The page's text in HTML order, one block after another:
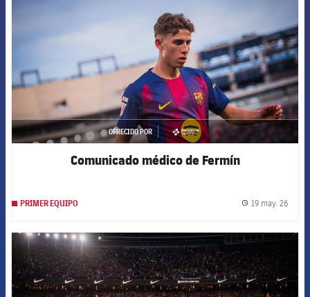
OFRECIDO POR
asistencia
Comunicado médico de Fermín
PRIMER EQUIPO 19 may. 26
FCB Barcelona badge